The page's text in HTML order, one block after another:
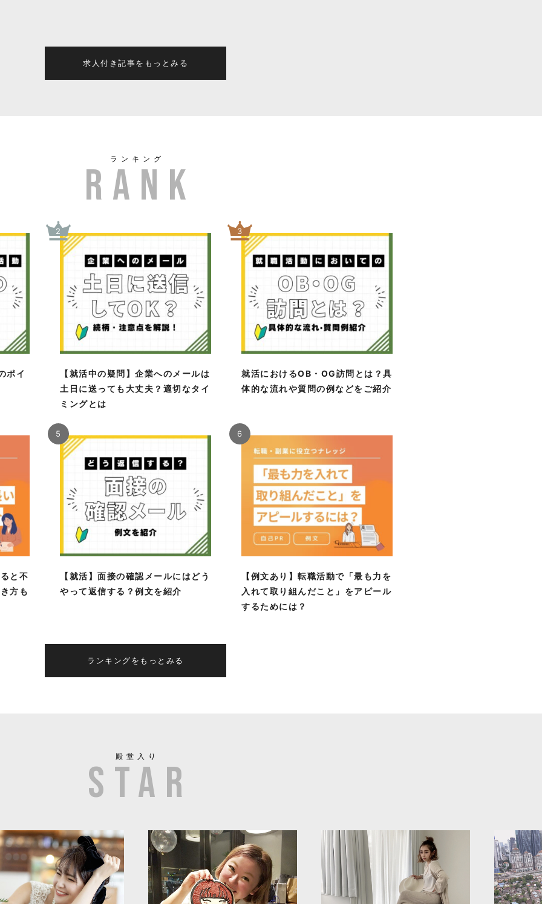
求人付き記事をもっとみる
ランキング
ポイ
【就活中の疑問】企業へのメールは
土日に送っても大丈夫？適切なタイ
ミングとは
2
就活におけるOB・OG訪問とは？具
体的な流れや質問の例などをご紹介
3
と不
方も
【就活】面接の確認メールにはどう
やって返信する？例文を紹介
5
【例文あり】転職活動で「最も力を
入れて取り組んだこと」をアピール
するためには？
6
ランキングをもっとみる
殿堂入り